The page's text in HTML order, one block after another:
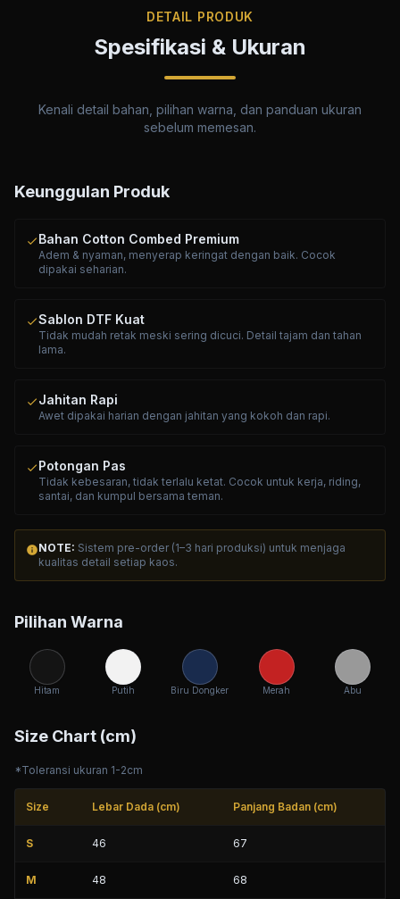
DETAIL PRODUK
Spesifikasi & Ukuran
Kenali detail bahan, pilihan warna, dan panduan ukuran
sebelum memesan.
Keunggulan Produk
check Bahan Cotton Combed Premium
Adem & nyaman, menyerap keringat dengan baik. Cocok
dipakai seharian.
checkSablon DTF Kuat
Tidak mudah retak meski sering dicuci. Detail tajam dan tahan
lama.
check Jahitan Rapi
Awet dipakai harian dengan jahitan yang kokoh dan rapi.
check Potongan Pas
Tidak kebesaran, tidak terlalu ketat. Cocok untuk kerja, riding,
santai, dan kumpul bersama teman.
infoNOTE: Sistem pre-order (1–3 hari produksi) untuk menjaga
kualitas detail setiap kaos.
Pilihan Warna
Hitam Putih Biru Dongker Merah Abu
Size Chart (cm)
*Toleransi ukuran 1-2cm
Size Lebar Dada (cm) Panjang Badan (cm)
S 46 67
M 48 68